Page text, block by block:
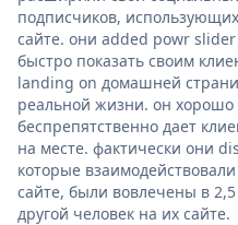
подписчиков,
сайте. они added powr
быстро показать своим
landing on домашней
реальной жизни. он хорошо
беспрепятственно дает
на месте. фактически они
которые
сайте, были вовлечены в
другой человек на их сайте.